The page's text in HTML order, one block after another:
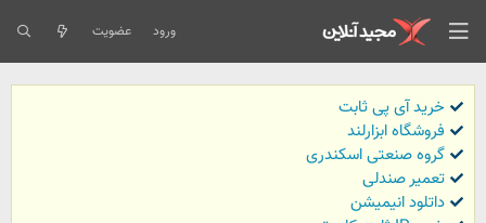
ورود عضویت
خرید آی پی ثابت
فروشگاه ابزارلند
گروه صنعتی اسکندری
تعمیر صندلی
داتلود انیمیشن